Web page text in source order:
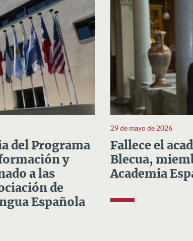
del Programa
formación y
a las
de
Española
29 de mayo de 2026
Fallece el
Blecua,
Academia